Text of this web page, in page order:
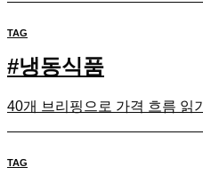
TAG
#냉동식품
40개 브리핑으로 가격 흐름 읽기
TAG